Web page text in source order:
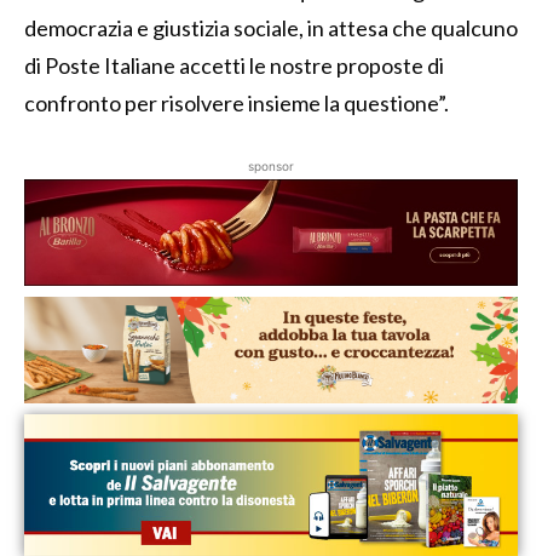
democrazia e giustizia sociale, in attesa che qualcuno
di Poste Italiane accetti le nostre proposte di
confronto per risolvere insieme la questione”.
sponsor